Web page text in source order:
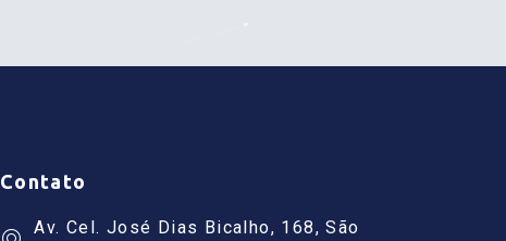
Contato
Av. Cel. José Dias Bicalho, 168, São